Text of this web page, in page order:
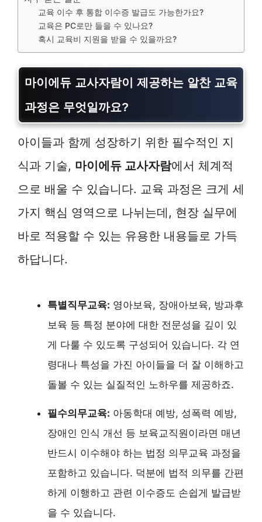
교육 이수 후 통합 이수증 발급도 가능한가요?
교육은 PC로만 들을 수 있나요?
혹시 교육비 지원을 받을 수 있을까요?
마이에듀 교사자람이 제공하는 알찬 교육
과정은 무엇일까요?
아이들과 함께 성장하기 위한 필수적인 지
식과 기술, 마이에듀 교사자람에서 체계적
으로 배울 수 있습니다. 교육 과정은 크게 세
가지 핵심 영역으로 나뉘는데, 현장 실무에
바로 적용할 수 있는 유용한 내용들로 가득
하답니다.
특별직무교육: 영아보육, 장애아보육, 방과후
보육 등 특정 분야에 대한 전문성을 깊이 있
게 다룰 수 있도록 구성되어 있습니다. 각 연
령대나 특성을 가진 아이들을 더 잘 이해하고
돌볼 수 있는 실질적인 노하우를 제공하죠.
필수의무교육: 아동학대 예방, 성폭력 예방,
장애인 인식 개선 등 보육교직원이라면 매년
반드시 이수해야 하는 법정 의무교육 과정을
포함하고 있습니다. 덕분에 법적 의무를 간편
하게 이행하고 관련 이수증도 손쉽게 발급받
을 수 있습니다.